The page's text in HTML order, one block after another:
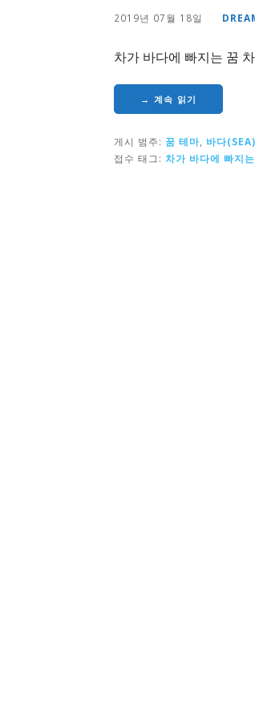
2019년 07월 18일
차가 바다에 빠지는 꿈
→ 계속 읽기
게시 범주: 꿈 테마 바다(SEA)
접수 태그: 차가 바다에 빠지